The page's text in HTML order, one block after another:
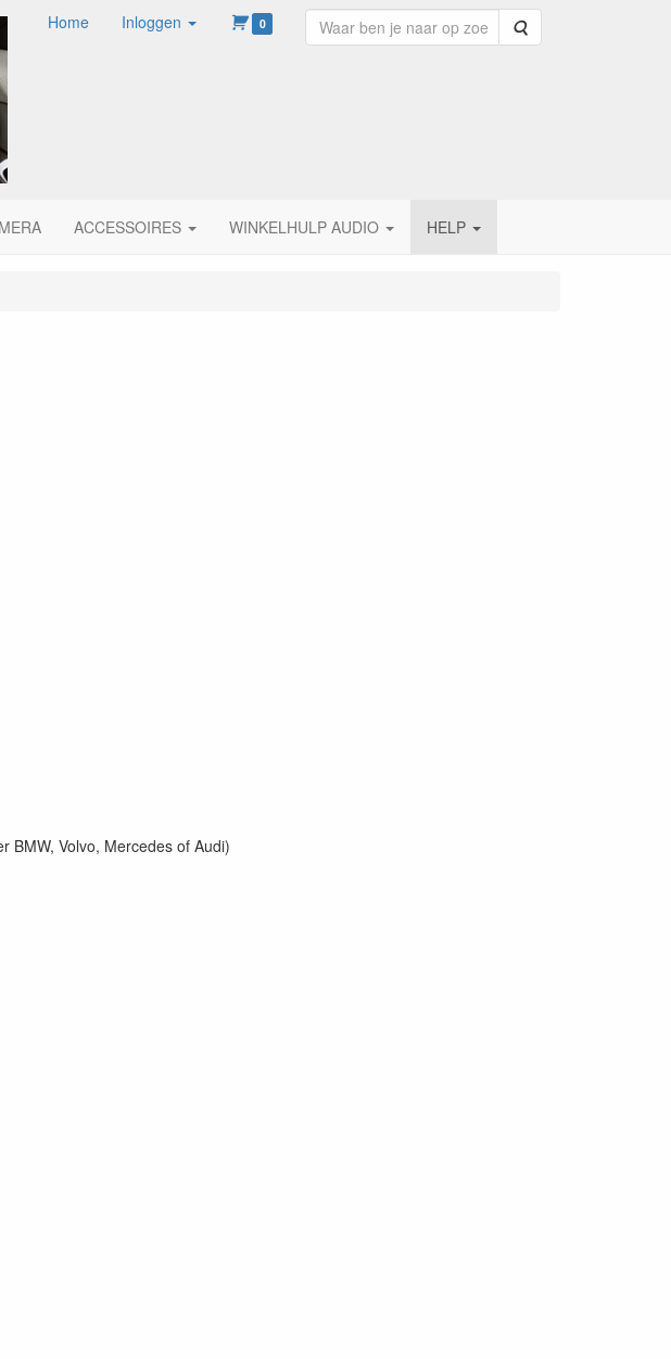
Home Inloggen 0 Zoeken
ACCESSOIRES WINKELHULP AUDIO HELP
BMW, Volvo, Mercedes of Audi)